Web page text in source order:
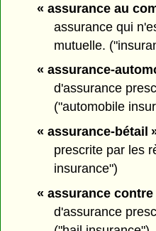
« assurance au
assurance qui
mutuelle.
« assurance-
d'assurance
("automobile
« assurance-bétail
prescrite par les
insurance")
« assurance contre
d'assurance